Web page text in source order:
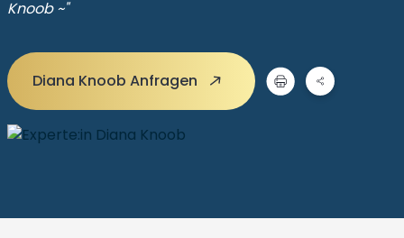
Knoob ~"
Diana Knoob Anfragen